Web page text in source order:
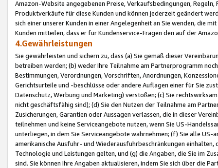
Amazon-Website angegebenen Preise, Verkaufsbedingungen,
Produktverkäufe für diese Kunden und können jederzeit geändert
sich einer unserer Kunden in einer Angelegenheit an Sie wenden, die
Kunden mitteilen, dass er für Kundenservice-Fragen den auf der
4.Gewährleistungen
Sie gewährleisten und sichern zu, dass (a) Sie gemäß dieser
betreiben werden; (b) weder Ihre Teilnahme am Partnerprogramm
Bestimmungen, Verordnungen, Vorschriften, Anordnungen,
Gerichtsurteile und -beschlüsse oder andere Auflagen einer für Sie
Datenschutz, Werbung und Marketing) verstoßen; (c) Sie
nicht geschäftsfähig sind); (d) Sie den Nutzen der Teilnahme am
Zusicherungen, Garantien oder Aussagen verlassen, die in dieser
teilnehmen und keine Serviceangebote nutzen, wenn Sie US-
unterliegen, in dem Sie Serviceangebote wahrnehmen; (f) Sie alle
amerikanische Ausfuhr- und Wiederausfuhrbeschränkungen
Technologie und Leistungen gelten, und (g) die Angaben, die Sie im
sind. Sie können Ihre Angaben aktualisieren, indem Sie sich über die